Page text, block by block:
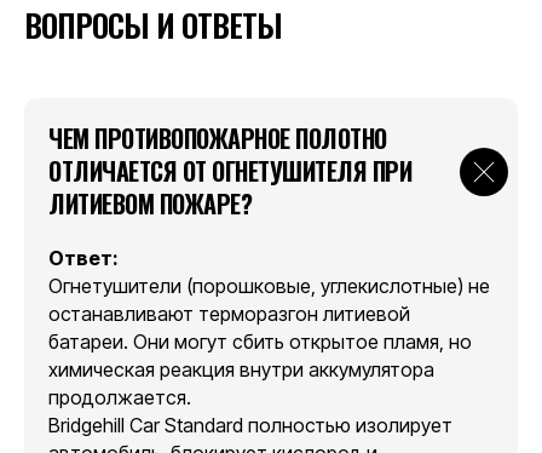
ВОПРОСЫ И ОТВЕТЫ
ЧЕМ ПРОТИВОПОЖАРНОЕ ПОЛОТНО
ОТЛИЧАЕТСЯ ОТ ОГНЕТУШИТЕЛЯ ПРИ
ЛИТИЕВОМ ПОЖАРЕ?
Ответ:
Огнетушители (порошковые, углекислотные) не
останавливают терморазгон литиевой
батареи. Они могут сбить открытое пламя, но
химическая реакция внутри аккумулятора
продолжается.
Bridgehill Car Standard полностью изолирует
О нас
Новости
Контакты